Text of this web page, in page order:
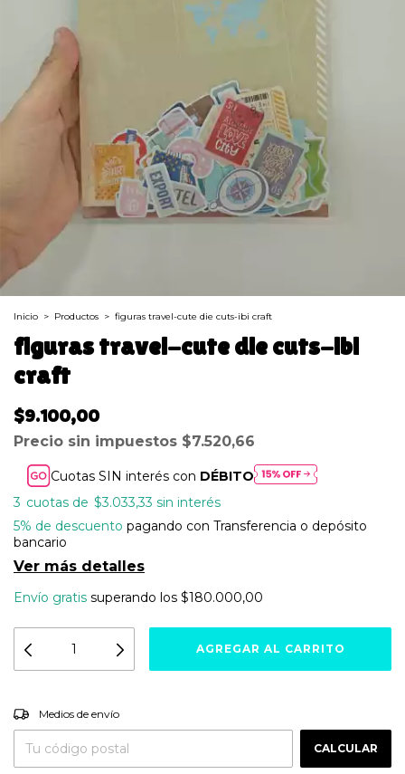
Inicio > Productos > figuras travel-cute die cuts-ibi craft
figuras travel-cute die cuts-ibi
craft
$9.100,00
Precio sin impuestos $7.520,66
Cuotas SIN interés con DÉBITO
3
$3.033,33 sin interés
5% de descuento pagando con Transferencia o depósito
bancario
Ver más detalles
Envío gratis superando los $180.000,00
Entregas para el CP:
Medios de envío
CALCULAR